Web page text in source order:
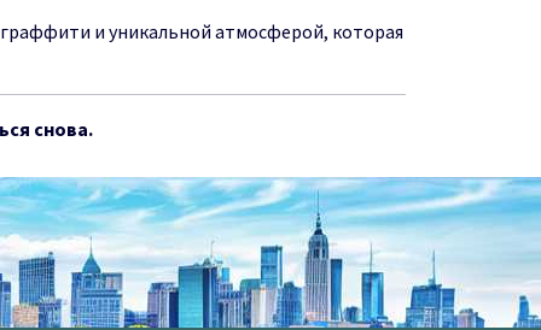
и уникальной атмосферой, которая
снова.